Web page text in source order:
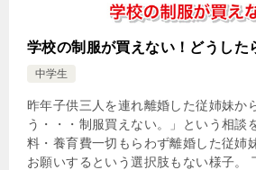
学校の制服が買えない！どうした
中学生
昨年子供三人を連れ離婚した従姉妹か
う・・・制服買えない。」という相談
料・養育費一切もらわず離婚した従姉
お願いするという選択肢もない様子。